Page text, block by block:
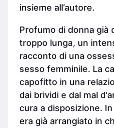
insieme all’autore.
Profumo di donna già
troppo lunga, un
racconto di una
sesso femminile. La
capofitto in una
dai brividi e dal mal
cura a disposizione.
era già arrangiato in